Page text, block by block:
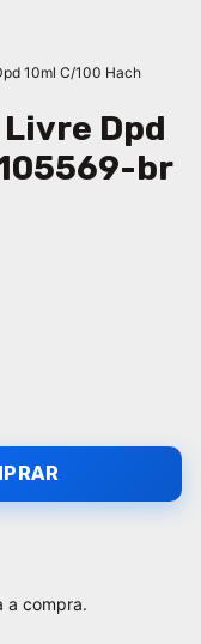
10ml C/100 Hach
Dpd
br
a compra.